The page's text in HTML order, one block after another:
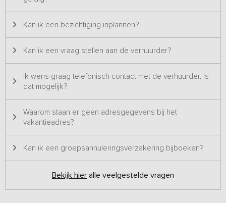
Kan ik een bezichtiging inplannen?
Kan ik een vraag stellen aan de verhuurder?
Ik wens graag telefonisch contact met de verhuurder. Is
dat mogelijk?
Waarom staan er geen adresgegevens bij het
vakantieadres?
Kan ik een groepsannuleringsverzekering bijboeken?
Bekijk hier alle veelgestelde vragen